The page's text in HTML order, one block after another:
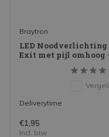
Braytron
LED Noodverlichting
Exit met pijl omhoog
Deliverytime
€1,95
Incl. btw